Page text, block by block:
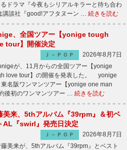
ドラマ『今夜もシリアルキラーと待ち合わ
講談社『good!アフタヌーン … 続きを読む
、全国ツアー【yonige tough
tour】開催決定
Ｊ－ＰＯＰ
2026年8月7日
が、11月からの全国ツアー【yonige
love tour】の開催を発表した。 yonige
名阪ワンマンツアー【yonige one man
後初のワンマンツアー … 続きを読む
美来、5thアルバム『39rpm』＆初ベ
AL『swirl』発売日決定
Ｊ－ＰＯＰ
2026年8月7日
美来が、5thアルバム『39rpm』とベスト